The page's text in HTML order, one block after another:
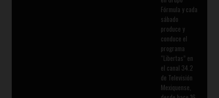
Fórmula y cada
sábado
produce y
conduce el
programa
“Libertas” en
el canal 34.2
de Televisión
Mexiquense,